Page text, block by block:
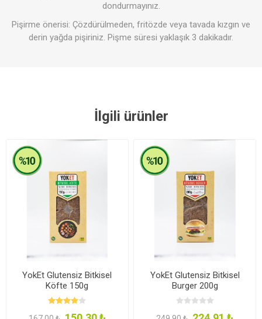
dondurmayınız.
Pişirme önerisi: Çözdürülmeden, fritözde veya tavada kızgın ve
derin yağda pişiriniz. Pişme süresi yaklaşık 3 dakikadır.
İlgili ürünler
YokEt Glutensiz Bitkisel
Köfte 150g
YokEt Glutensiz Bitkisel
Burger 200g